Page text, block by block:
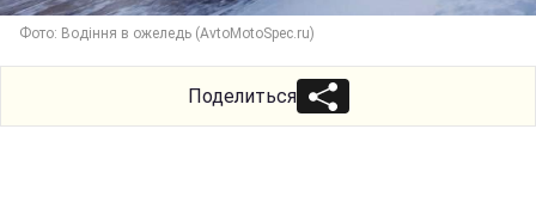
Фото: Водіння в ожеледь (AvtoMotoSpec.ru)
Поделиться